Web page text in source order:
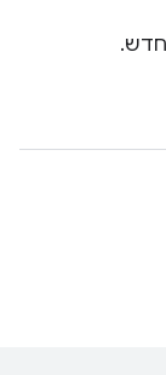
חדש.